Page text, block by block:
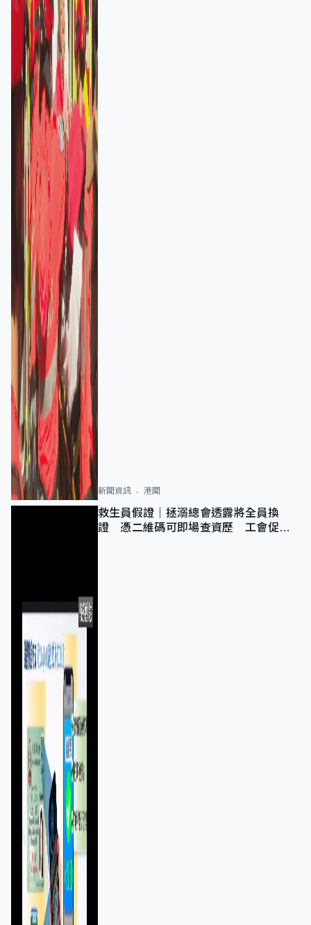
新聞資訊 港聞
救生員假證｜拯溺總會透露將全員換
證 憑二維碼可即場查資歷 工會促加